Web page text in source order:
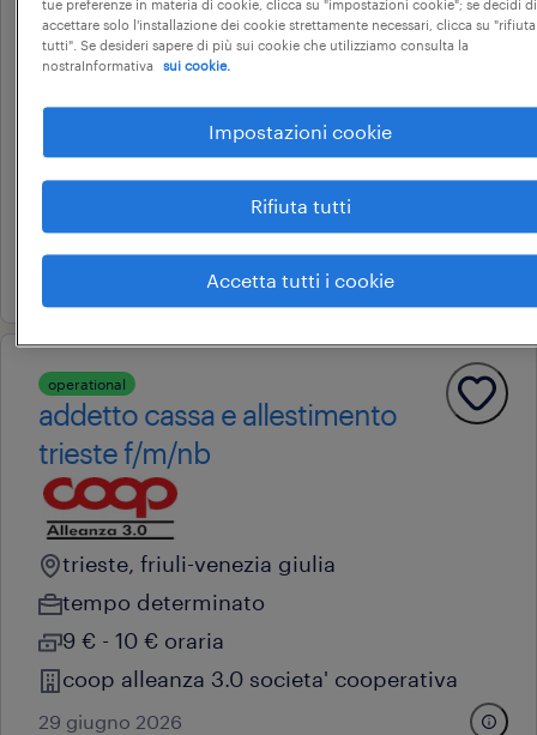
pozzuolo del friuli, friuli-venezia giulia
tempo determinato
9 € - 10 € oraria
coop alleanza 3.0 societa' cooperativa
operational
addetto cassa e allestimento
trieste f/m/nb
trieste, friuli-venezia giulia
tempo determinato
9 € - 10 € oraria
coop alleanza 3.0 societa' cooperativa
29 giugno 2026
tue preferenze in materia di cookie, clicca su "impostazioni cookie"; se decidi di
accettare solo l'installazione dei cookie strettamente necessari, clicca su "rifiuta
tutti". Se desideri sapere di più sui cookie che utilizziamo consulta la
nostraInformativa
sui cookie.
Impostazioni cookie
Rifiuta tutti
Accetta tutti i cookie